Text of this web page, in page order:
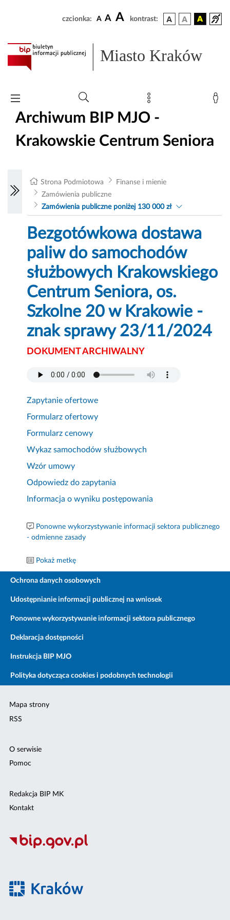
czcionka: A A A kontrast:
Miasto Kraków
Archiwum BIP MJO -
Krakowskie Centrum Seniora
Strona Podmiotowa
Finanse i mienie
Zamówienia publiczne
Zamówienia publiczne poniżej 130 000 zł
Bezgotówkowa dostawa
paliw do samochodów
służbowych Krakowskiego
Centrum Seniora, os.
Szkolne 20 w Krakowie -
znak sprawy 23/11/2024
DOKUMENT ARCHIWALNY
Zapytanie ofertowe
Formularz ofertowy
Formularz cenowy
Wykaz samochodów służbowych
Wzór umowy
Odpowiedz do zapytania
Informacja o wyniku postępowania
Ponowne wykorzystywanie informacji sektora publicznego
- odmienne zasady
Pokaż metkę
Ochrona danych osobowych
Udostępnianie informacji publicznej na wniosek
Ponowne wykorzystywanie informacji sektora publicznego
Deklaracja dostępności
Instrukcja BIP MJO
Polityka dotycząca cookies i podobnych technologii
Mapa strony
RSS
O serwisie
Pomoc
Redakcja BIP MK
Kontakt